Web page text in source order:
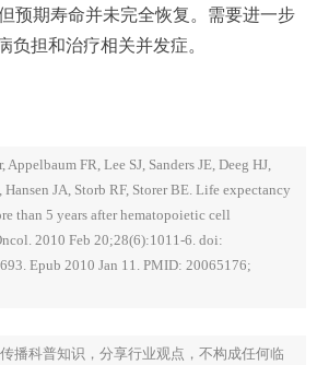
预期寿命并未完全恢复。需要进一步
负担和治疗相关并发症。
FR, Lee SJ, Sanders JE, Deeg HJ,
JA, Storb RF, Storer BE. Life expectancy
than 5 years after hematopoietic cell
2010 Feb 20;28(6):1011-6. doi:
Epub 2010 Jan 11. PMID: 20065176;
播科普知识，分享行业观点，不构成任何临